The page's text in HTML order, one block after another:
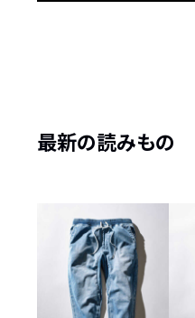
最新の読みもの